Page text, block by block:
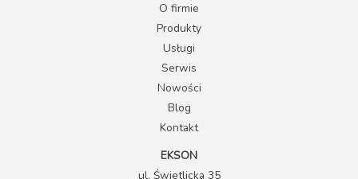
O firmie
Produkty
Usługi
Serwis
Nowości
Blog
Kontakt
EKSON
ul. Świetlicka 35